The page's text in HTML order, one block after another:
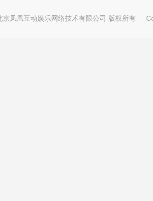
京凤凰互动娱乐网络技术有限公司 版权所有